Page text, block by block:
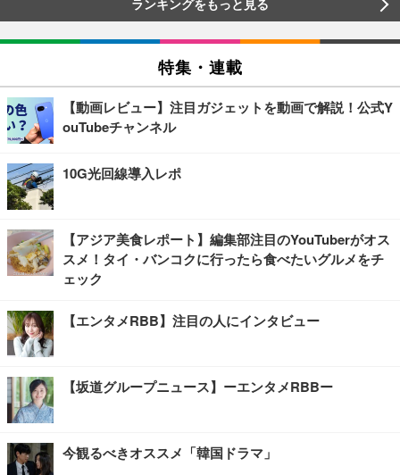
ランキングをもっと見る
特集・連載
【動画レビュー】注目ガジェットを動画で解説！公式Y
ouTubeチャンネル
10G光回線導入レポ
【アジア美食レポート】編集部注目のYouTuberがオス
スメ！タイ・バンコクに行ったら食べたいグルメをチ
ェック
【エンタメRBB】注目の人にインタビュー
【坂道グループニュース】ーエンタメRBBー
今観るべきオススメ「韓国ドラマ」